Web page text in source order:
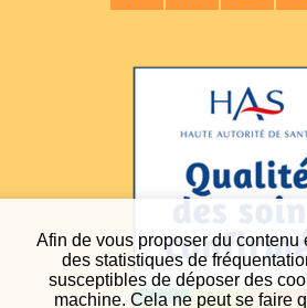
Afin de vous proposer du contenu
des statistiques de
susceptibles de déposer des
machine. Cela ne peut se faire